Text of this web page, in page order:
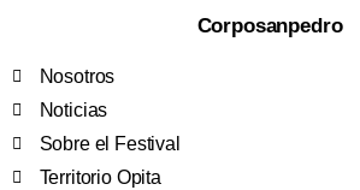
Corposanpedro
Nosotros
Noticias
Sobre el Festival
Territorio Opita